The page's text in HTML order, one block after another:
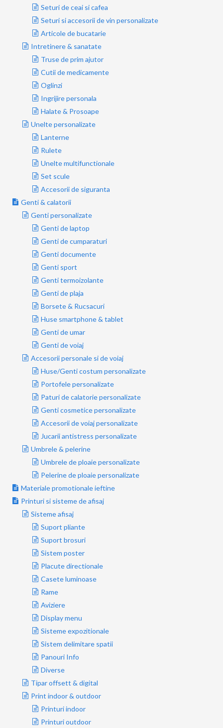
Seturi de ceai si cafea
Seturi si accesorii de vin personalizate
Articole de bucatarie
Intretinere & sanatate
Truse de prim ajutor
Cutii de medicamente
Oglinzi
Ingrijire personala
Halate & Prosoape
Unelte personalizate
Lanterne
Rulete
Unelte multifunctionale
Set scule
Accesorii de siguranta
Genti & calatorii
Genti personalizate
Genti de laptop
Genti de cumparaturi
Genti documente
Genti sport
Genti termoizolante
Genti de plaja
Borsete & Rucsacuri
Huse smartphone & tablet
Genti de umar
Genti de voiaj
Accesorii personale si de voiaj
Huse/Genti costum personalizate
Portofele personalizate
Paturi de calatorie personalizate
Genti cosmetice personalizate
Accesorii de voiaj personalizate
Jucarii antistress personalizate
Umbrele & pelerine
Umbrele de ploaie personalizate
Pelerine de ploaie personalizate
Materiale promotionale ieftine
Printuri si sisteme de afisaj
Sisteme afisaj
Suport pliante
Suport brosuri
Sistem poster
Placute directionale
Casete luminoase
Rame
Aviziere
Display menu
Sisteme expozitionale
Sistem delimitare spatii
Panouri Info
Diverse
Tipar offsett & digital
Print indoor & outdoor
Printuri indoor
Printuri outdoor